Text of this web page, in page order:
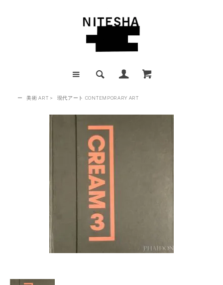
ー 美術 ART > 現代アート CONTEMPORARY ART